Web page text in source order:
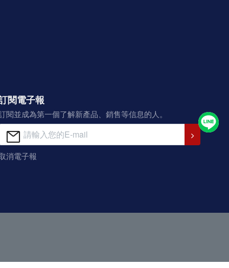
閱電子報
閱並成為第一個了解新產品、銷售等信息的人。
消電子報